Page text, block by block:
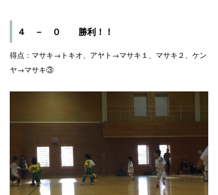
４ － ０ 勝利！！
得点：マサキ→トキオ、アヤト→マサキ１、マサキ２、ケン
ヤ→マサキ③